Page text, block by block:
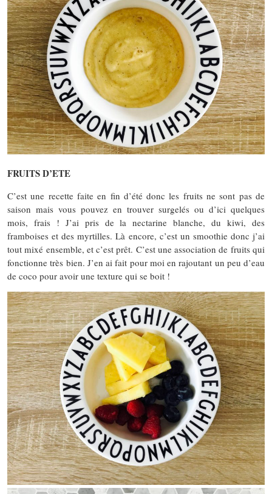
FRUITS D’ETE
C’est une recette faite en fin d’été donc les fruits ne sont pas de
saison mais vous pouvez en trouver surgelés ou d’ici quelques
mois, frais ! J’ai pris de la nectarine blanche, du kiwi, des
framboises et des myrtilles. Là encore, c’est un smoothie donc j’ai
tout mixé ensemble, et c’est prêt. C’est une association de fruits qui
fonctionne très bien. J’en ai fait pour moi en rajoutant un peu d’eau
de coco pour avoir une texture qui se boit !